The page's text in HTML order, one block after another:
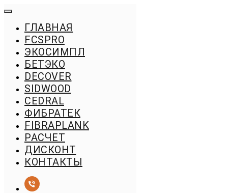
ГЛАВНАЯ
FСSPRO
ЭКОСИМПЛ
БЕТЭКО
DECOVER
SIDWOOD
CEDRAL
ФИБРАТЕК
FIBRAPLANK
РАСЧЕТ
ДИСКОНТ
КОНТАКТЫ